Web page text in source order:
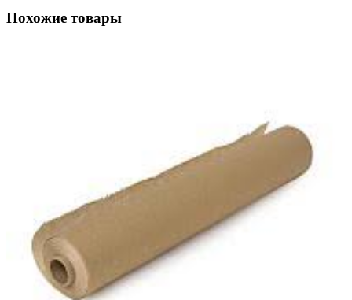
Похожие товары